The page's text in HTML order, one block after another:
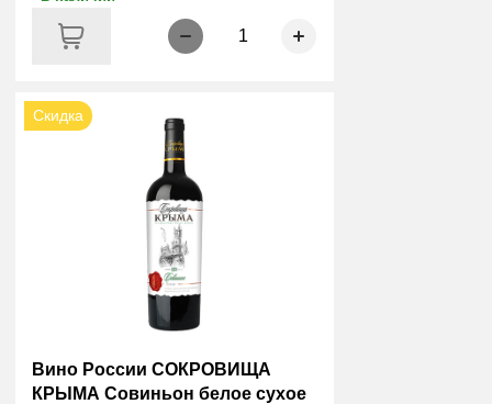
1
Скидка
Вино России СОКРОВИЩА
КРЫМА Совиньон белое сухое